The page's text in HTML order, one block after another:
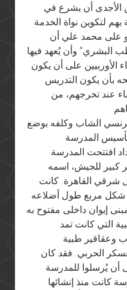
الأجدى أن يشرع في
لتكوين نواة الخدمة
على محمد علي أن
وأن يُعهد فيها
الأوربيين على أن يكون
بأن يكون التدريس
عند تخرجهم، من
الشاب وكلفه بوضع
افتتحت المدرسة
كبير للجيش، اسمه
شرقي القاهرة. كانت
شكل مربع طول أضلاعه
إيوان داخلى مفتوح به
التي كانت تمد
الحربي فقد كان
أن يُرسلوا للمدرسة
كانت منذ إنشائها